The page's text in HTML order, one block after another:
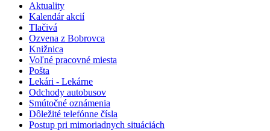
Aktuality
Kalendár akcií
Tlačivá
Ozvena z Bobrovca
Knižnica
Voľné pracovné miesta
Pošta
Lekári - Lekárne
Odchody autobusov
Smútočné oznámenia
Dôležité telefónne čísla
Postup pri mimoriadnych situáciách